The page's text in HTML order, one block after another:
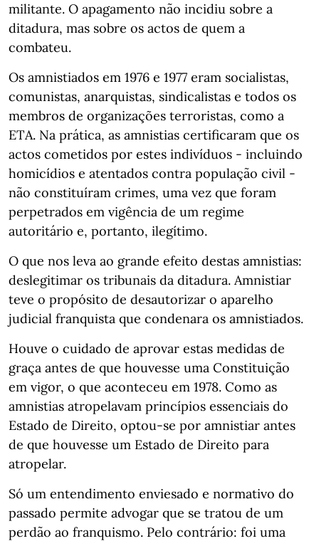
militante. O apagamento não incidiu sobre a
ditadura, mas sobre os actos de quem a
combateu.
Os amnistiados em 1976 e 1977 eram socialistas,
comunistas, anarquistas, sindicalistas e todos os
membros de organizações terroristas, como a
ETA. Na prática, as amnistias certificaram que os
actos cometidos por estes indivíduos - incluindo
homicídios e atentados contra população civil -
não constituíram crimes, uma vez que foram
perpetrados em vigência de um regime
autoritário e, portanto, ilegítimo.
O que nos leva ao grande efeito destas amnistias:
deslegitimar os tribunais da ditadura. Amnistiar
teve o propósito de desautorizar o aparelho
judicial franquista que condenara os amnistiados.
Houve o cuidado de aprovar estas medidas de
graça antes de que houvesse uma Constituição
em vigor, o que aconteceu em 1978. Como as
amnistias atropelavam princípios essenciais do
Estado de Direito, optou-se por amnistiar antes
de que houvesse um Estado de Direito para
atropelar.
Só um entendimento enviesado e normativo do
passado permite advogar que se tratou de um
perdão ao franquismo. Pelo contrário: foi uma